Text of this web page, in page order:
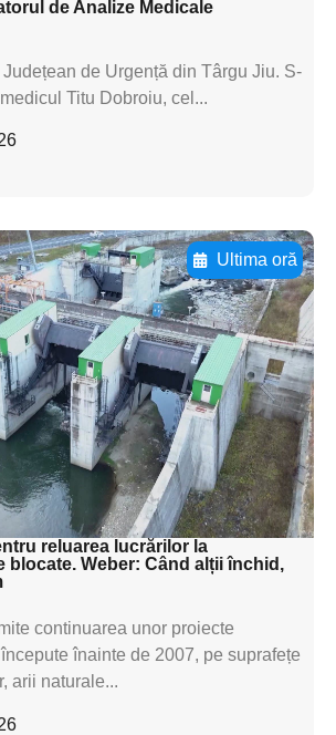
de Analize Medicale
de Urgență din Târgu Jiu. S-
Titu Dobroiu, cel...
Ultima oră
aici textul pentru
aici
aici
aici
subti
reluarea lucrărilor la
blocate. Weber: Când alții închid,
continuarea unor proiecte
înainte de 2007, pe suprafețe
arii naturale...